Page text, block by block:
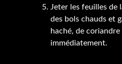
Jeter les feuilles de
des bols chauds et
haché, de
immédiatement.